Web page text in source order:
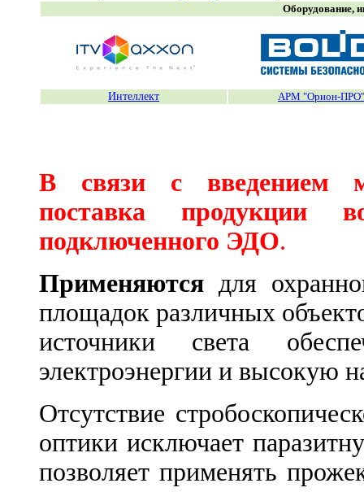
Оборудование,
Интеллект АРМ "Орион-ПРО"
В связи с введением
поставка продукции
подключенного ЭДО.
Применяются для
площадок различных
источники света
электроэнергии и высокую
Отсутствие
оптики исключает
позволяет применять